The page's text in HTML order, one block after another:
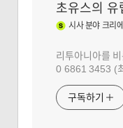
초유스의 유
시사분야 크리
리투아니아를
0 6861 3453 (
구독하기